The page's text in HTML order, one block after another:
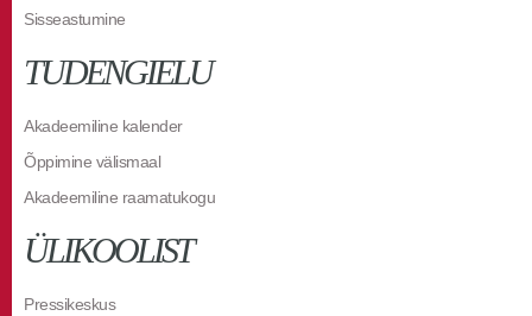
Sisseastumine
TUDENGIELU
Akadeemiline kalender
Õppimine välismaal
Akadeemiline raamatukogu
ÜLIKOOLIST
Pressikeskus